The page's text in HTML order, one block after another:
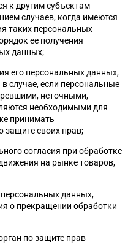
к другим субъектам
случаев, когда имеются
таких персональных
ее получения
данных;
его персональных данных,
случае, если персональные
неточными,
необходимыми для
принимать
защите своих прав;
согласия при обработке
на рынке товаров,
данных,
о прекращении обработки
по защите прав